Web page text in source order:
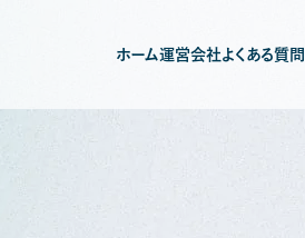
ホーム運営会社よくある質問